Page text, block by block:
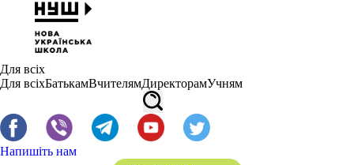
Для всіх
Для всіхБатькамВчителямДиректорамУчням
Напишіть нам